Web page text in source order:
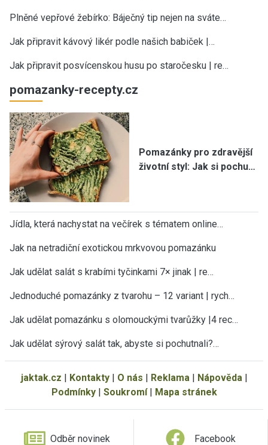
Plněné vepřové žebírko: Báječný tip nejen na sváte…
Jak připravit kávový likér podle našich babiček |…
Jak připravit posvícenskou husu po staročesku | re…
pomazanky-recepty.cz
Pomazánky pro zdravější
životní styl: Jak si pochu…
Jídla, která nachystat na večírek s tématem online…
Jak na netradiční exotickou mrkvovou pomazánku
Jak udělat salát s krabími tyčinkami 7× jinak | re…
Jednoduché pomazánky z tvarohu – 12 variant | rych…
Jak udělat pomazánku s olomouckými tvarůžky |4 rec…
Jak udělat sýrový salát tak, abyste si pochutnali?…
jaktak.cz | Kontakty| O nás | Reklama| Nápověda|
Podmínky| Soukromí| Mapa stránek
Odběr novinek Facebook